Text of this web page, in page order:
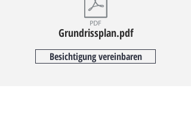
Grundrissplan.pdf
Besichtigung vereinbaren